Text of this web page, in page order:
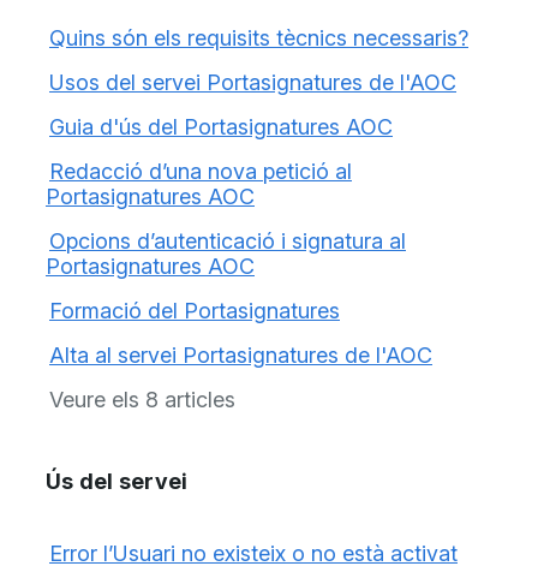
Quins són els requisits tècnics necessaris?
Usos del servei Portasignatures de l'AOC
Guia d'ús del Portasignatures AOC
Redacció d’una nova petició al
Portasignatures AOC
Opcions d’autenticació i signatura al
Portasignatures AOC
Formació del Portasignatures
Alta al servei Portasignatures de l'AOC
Veure els 8 articles
Ús del servei
Error l’Usuari no existeix o no està activat